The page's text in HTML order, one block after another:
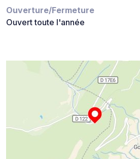
Ouverture/Fermeture
Ouvert toute l'année